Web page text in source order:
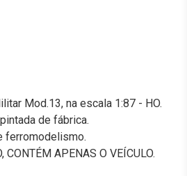
Mod.13, na escala 1:87 - HO.
de fábrica.
ferromodelismo.
CONTÉM APENAS O VEÍCULO.